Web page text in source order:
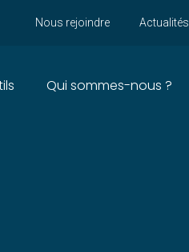
Nous rejoindre Actualités
Qui sommes-nous ?
POUR LES